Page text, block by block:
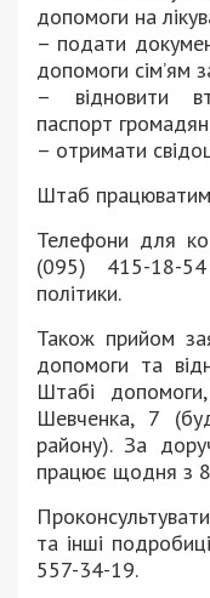
допомоги на
– подати
допомоги сім’ям
– відновити
паспорт
– отримати
Штаб
Телефони для
(095) 415-18-
політики.
Також прийом
допомоги та
Штабі
Шевченка, 7
району). За
працює щодня з
та інші
557-34-19.